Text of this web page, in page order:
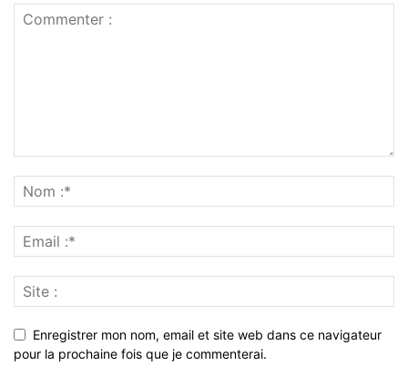
Enregistrer mon nom, email et site web dans ce navigateur
pour la prochaine fois que je commenterai.